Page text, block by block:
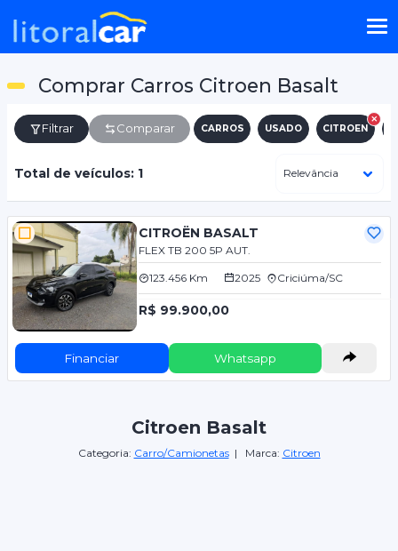
Comprar Carros Citroen Basalt
Filtrar Comparar CARROS USADO CITROEN
Total de veículos: 1
CITROËN BASALT
FLEX TB 200 5P AUT.
123.456 Km 2025 Criciúma/SC
R$ 99.900,00
Financiar Whatsapp
Citroen Basalt
Categoria: Carro/Camionetas| Marca: Citroen